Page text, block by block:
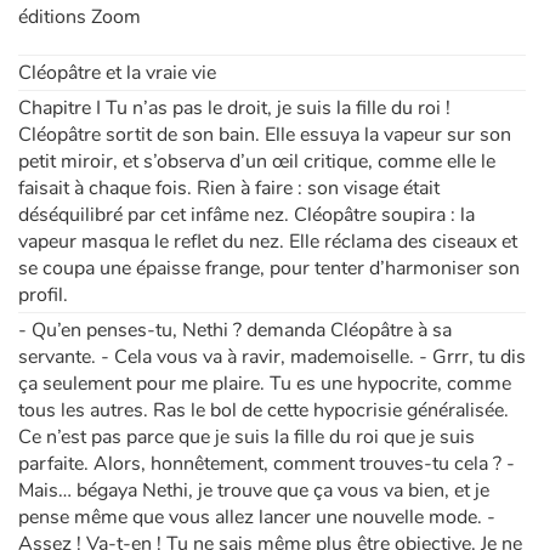
Apprendre les langues
Dyslexie, troubles de la lecture
Nos listes de lecture
Les plus lus
Coups de coeur
éditions Zoom
Cléopâtre et la vraie vie
Chapitre I Tu n’as pas le droit, je suis la fille du roi !
Cléopâtre sortit de son bain. Elle essuya la vapeur sur son
petit miroir, et s’observa d’un œil critique, comme elle le
faisait à chaque fois. Rien à faire : son visage était
déséquilibré par cet infâme nez. Cléopâtre soupira : la
vapeur masqua le reflet du nez. Elle réclama des ciseaux et
se coupa une épaisse frange, pour tenter d’harmoniser son
profil.
- Qu’en penses-tu, Nethi ? demanda Cléopâtre à sa
servante. - Cela vous va à ravir, mademoiselle. - Grrr, tu dis
ça seulement pour me plaire. Tu es une hypocrite, comme
tous les autres. Ras le bol de cette hypocrisie généralisée.
Ce n’est pas parce que je suis la fille du roi que je suis
parfaite. Alors, honnêtement, comment trouves-tu cela ? -
Mais… bégaya Nethi, je trouve que ça vous va bien, et je
pense même que vous allez lancer une nouvelle mode. -
Assez ! Va-t-en ! Tu ne sais même plus être objective. Je ne